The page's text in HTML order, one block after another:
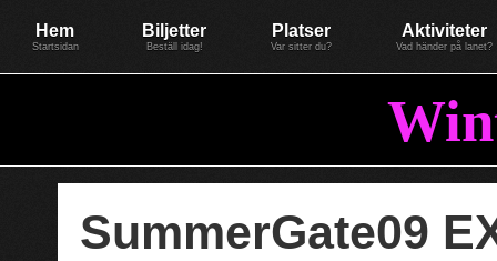
Hem
Startsidan
Biljetter
Beställ idag!
Platser
Var sitter du?
Aktiviteter
Vad händer på lanet?
SummerGate09